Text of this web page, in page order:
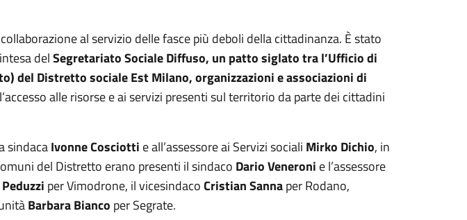
al servizio delle fasce più deboli della cittadinanza. È stato
delSegretariato Sociale Diffuso, un patto siglato tra l’Ufficio di
del Distretto sociale Est Milano, organizzazioni e associazioni di
alle risorse e ai servizi presenti sul territorio da parte dei cittadini
sindacaIvonne Cosciotti e all’assessore ai Servizi sociali Mirko Dichio, in
del Distretto erano presenti il sindaco Dario Veneroni e l’assessore
per Vimodrone, il vicesindacoCristian Sannaper Rodano,
Barbara Bianco per Segrate.